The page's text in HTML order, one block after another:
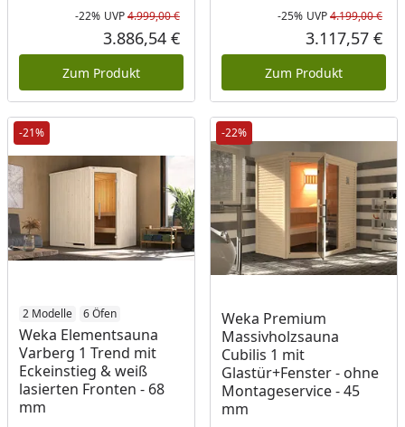
Rabatt in Prozent
-22%
Ursprünglicher Preis
UVP4.999,00 €
Aktueller Preis
3.886,54 €
Zum Produkt
-25% UVP4.199,00 €
3.117,57 €
Zum Produkt
-21%
2 Modelle 6 Öfen
Weka Elementsauna
Varberg 1 Trend mit
Eckeinstieg & weiß
lasierten Fronten - 68
mm
-22%
Weka Premium
Massivholzsauna
Cubilis 1 mit
Glastür+Fenster - ohne
Montageservice - 45
mm